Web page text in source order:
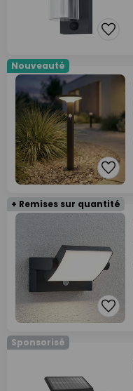
Nouveauté
+ Remises sur quantité
Sponsorisé